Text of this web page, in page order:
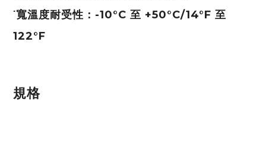
˙寬溫度耐受性：-10°C 至 +50°C/14°F 至
122°F
規格